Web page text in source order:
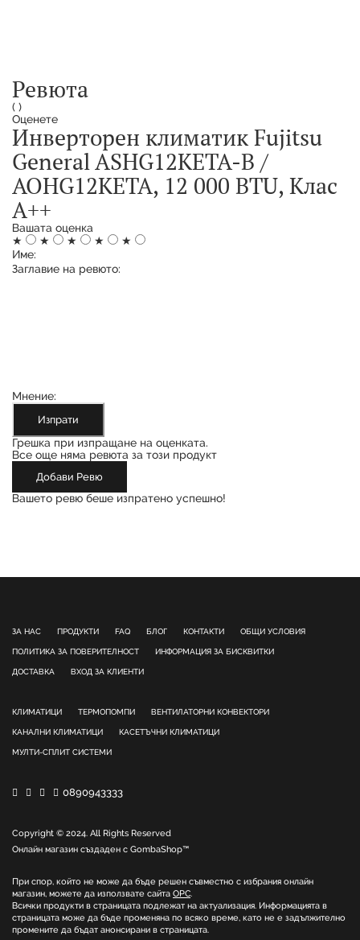
Ревюта
( )
Оценете
Инверторен климатик Fujitsu
General ASHG12KETA-B /
AOHG12KETA, 12 000 BTU, Клас
А++
Вашата оценка
★
★ ★ ★
★
Име:
Заглавие на ревюто:
Мнение:
Изпрати
Грешка при изпращане на оценката.
Все още няма ревюта за този продукт
Добави Ревю
Вашето ревю беше изпратено успешно!
ЗА НАС ПРОДУКТИ FAQ БЛОГ КОНТАКТИ ОБЩИ УСЛОВИЯ
ПОЛИТИКА ЗА ПОВЕРИТЕЛНОСТ ИНФОРМАЦИЯ ЗА БИСКВИТКИ
ДОСТАВКА ВХОД ЗА КЛИЕНТИ
КЛИМАТИЦИ ТЕРМОПОМПИ ВЕНТИЛАТОРНИ КОНВЕКТОРИ
КАНАЛНИ КЛИМАТИЦИ КАСЕТЪЧНИ КЛИМАТИЦИ
МУЛТИ-СПЛИТ СИСТЕМИ
0890943333
Copyright © 2024. All Rights Reserved
Онлайн магазин създаден с GombaShop™
При спор, който не може да бъде решен съвместно с избрания онлайн
магазин, можете да използвате сайта ОРС.
Всички продукти в страницата подлежат на актуализация. Информацията в
страницата може да бъде променяна по всяко време, като не е задължително
промените да бъдат анонсирани в страницата.